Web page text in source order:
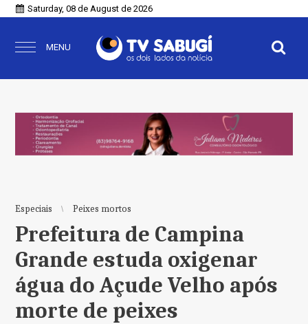
Saturday, 08 de August de 2026
MENU
Especiais Peixes mortos
Prefeitura de Campina
Grande estuda oxigenar
água do Açude Velho após
morte de peixes